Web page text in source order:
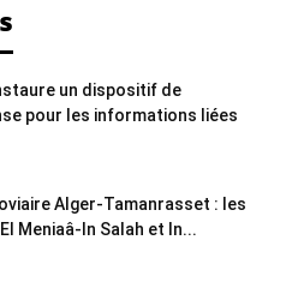
un dispositif de
pour les informations liées
Alger-Tamanrasset : les
Meniaâ-In Salah et In...